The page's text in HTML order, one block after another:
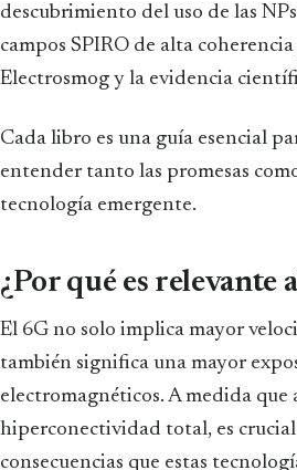
descubrimiento del uso de las
campos SPIRO de alta
Electrosmog y la evidencia
Cada libro es una guía esencial
entender tanto las promesas
tecnología emergente.
¿Por qué es relevante
El 6G no solo implica mayor
también significa una mayor
electromagnéticos. A medida que
hiperconectividad total, es
consecuencias que estas